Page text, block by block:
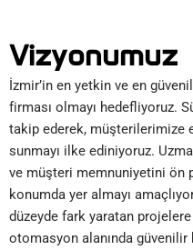
Vizyonumuz
İzmir’in en yetkin ve en
firması olmayı hedefliyoruz.
takip ederek, müşterilerimize
sunmayı ilke ediniyoruz.
ve müşteri memnuniyetini ön
konumda yer almayı
düzeyde fark yaratan
otomasyon alanında güvenilir